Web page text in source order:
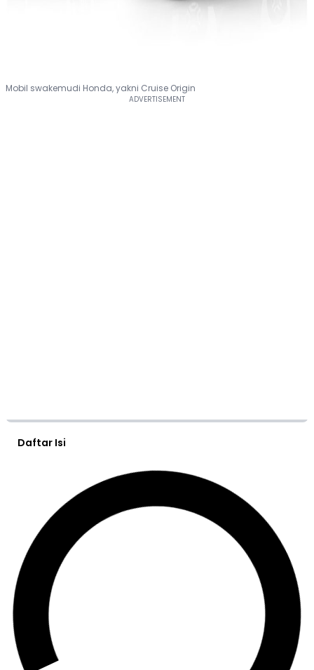
Mobil swakemudi Honda, yakni Cruise Origin
Daftar Isi